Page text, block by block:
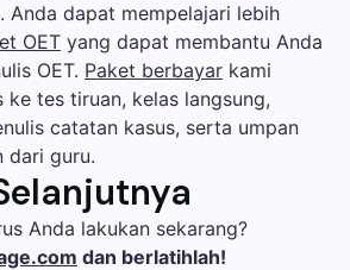
Anda dapat mempelajari lebih
OET yang dapat membantu Anda
OET. Paket berbayar kami
ke tes tiruan, kelas langsung,
catatan kasus, serta umpan
dari guru.
Anda lakukan sekarang?
dan berlatihlah!